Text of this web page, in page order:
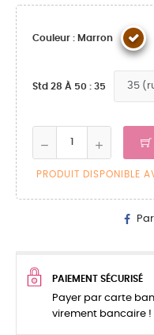
Couleur : Marron
Std 28 À 50 : 35
PRODUIT DISPONIBLE
PAIEMENT SÉCURISÉ
Payer par carte
virement bancaire !